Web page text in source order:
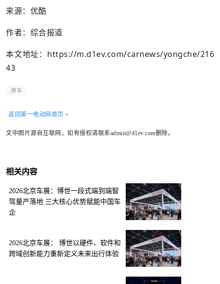
来源：优酷
作者：综合报道
本文地址： https://m.d1ev.com/carnews/yongche/216
43
用车
返回第一电动网首页 >
文中图片源自互联网，如有侵权请联系admin@d1ev.com删除。
相关内容
2026北京车展：博世一段式端到端智
驾量产落地 三大核心优势赋能中国车
企
2026北京车展： 博世以硬件、软件和
跨域创新能力重新定义未来出行体验